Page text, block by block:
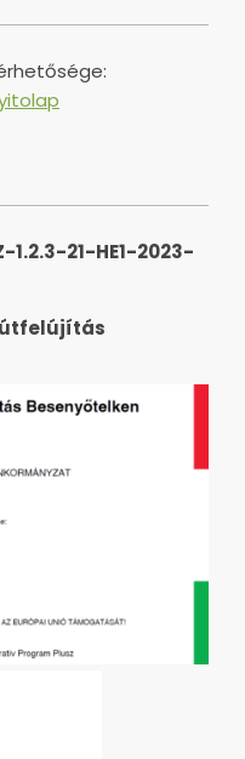
1.2.3-21-HE1-2023-
útfelújítás